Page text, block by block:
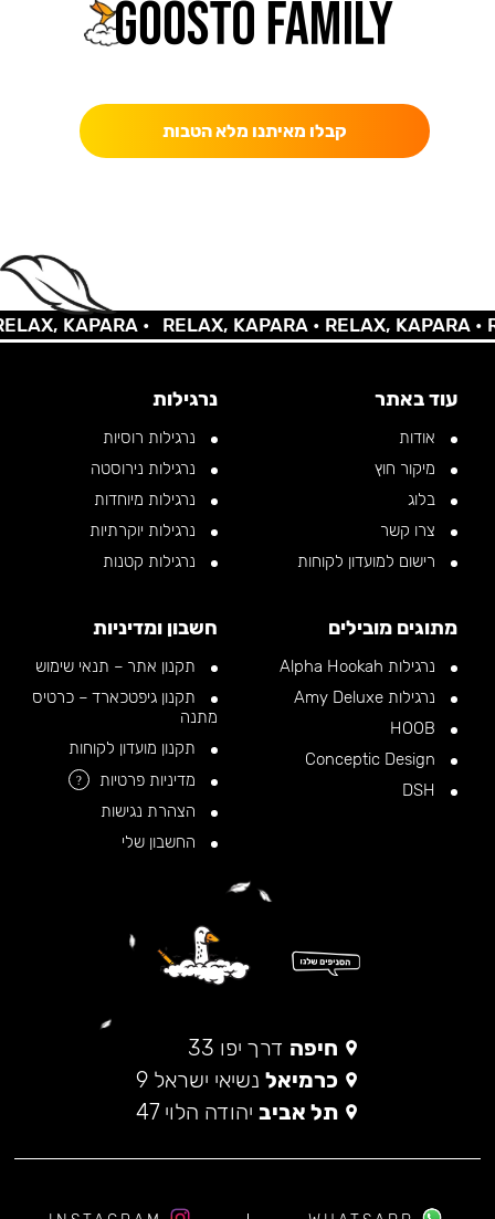
קבלו מאיתנו מלא הטבות
KAPARA • RELAX, KAPARA •RELAX, KAPARA •
עוד באתר
אודות
מיקור חוץ
בלוג
צרו קשר
רישום למועדון לקוחות
נרגילות
נרגילות רוסיות
נרגילות נירוסטה
נרגילות מיוחדות
נרגילות יוקרתיות
נרגילות קטנות
מתוגים מובילים
נרגילות Alpha Hookah
נרגילות Amy Deluxe
חשבון ומדיניות
תקנון אתר – תנאי שימוש
תקנון גיפטכארד – כרטיס
מתנה
תקנון מועדון לקוחות
מדיניות פרטיות
?
הצהרת נגישות
החשבון שלי
חיפה דרך יפו 33
כרמיאל נשיאי ישראל 9
תל אביב יהודה הלוי 47